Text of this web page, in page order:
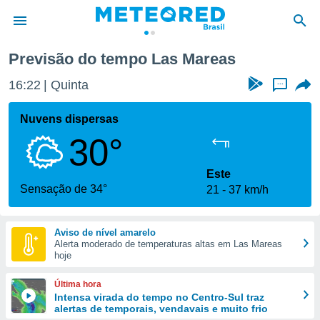
da
fornecidas
a este
das
e
forma
digital
Previsão do tempo Las Mareas
16:22 Quinta ...
Nuvens dispersas
30°
Sensação de 34°
Este
21
37 km/h
Aviso de nível amarelo
Alerta moderado de temperaturas altas em Las Mareas
hoje
Última hora
Intensa virada do tempo no Centro-Sul traz
alertas de temporais, vendavais e muito frio